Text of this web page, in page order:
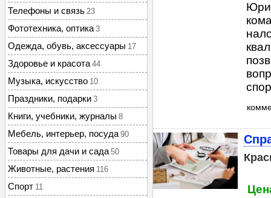
Телефоны и связь 23
Фототехника, оптика 3
Одежда, обувь, аксессуары 17
Здоровье и красота 44
Музыка, искусство 10
Праздники, подарки 3
Книги, учебники, журналы 8
Мебель, интерьер, посуда 90
Товары для дачи и сада 50
Животные, растения 116
Спорт 11